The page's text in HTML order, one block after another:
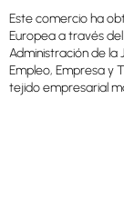
Este comercio ha
Europea a través
Administración de la
Empleo, Empresa y
tejido empresarial